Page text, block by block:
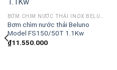
Bơm chìm nước thải Beluno
Model FS150/50T 1.1Kw
₫11.550.000